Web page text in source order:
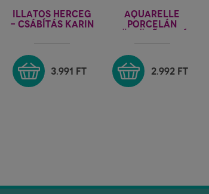
ILLATOS HERCEG
- CSÁBÍTÁS KARIN
3.991 FT
AQUARELLE
PORCELÁN
2.992 FT